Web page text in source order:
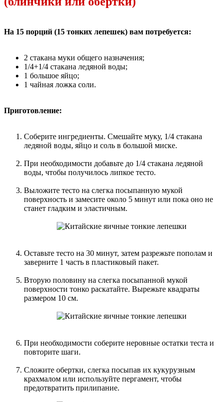
На 15 порций (15 тонких лепешек) вам потребуется:
2 стакана муки общего назначения;
1/4+1/4 стакана ледяной воды;
1 большое яйцо;
1 чайная ложка соли.
Приготовление:
Соберите ингредиенты. Смешайте муку, 1/4 стакана
ледяной воды, яйцо и соль в большой миске.
При необходимости добавьте до 1/4 стакана ледяной
воды, чтобы получилось липкое тесто.
Выложите тесто на слегка посыпанную мукой
поверхность и замесите около 5 минут или пока оно не
станет гладким и эластичным.
Оставьте тесто на 30 минут, затем разрежьте пополам и
заверните 1 часть в пластиковый пакет.
Вторую половину на слегка посыпанной мукой
поверхности тонко раскатайте. Вырежьте квадраты
размером 10 см.
При необходимости соберите неровные остатки теста и
повторите шаги.
Сложите обертки, слегка посыпав их кукурузным
крахмалом или используйте пергамент, чтобы
предотвратить прилипание.